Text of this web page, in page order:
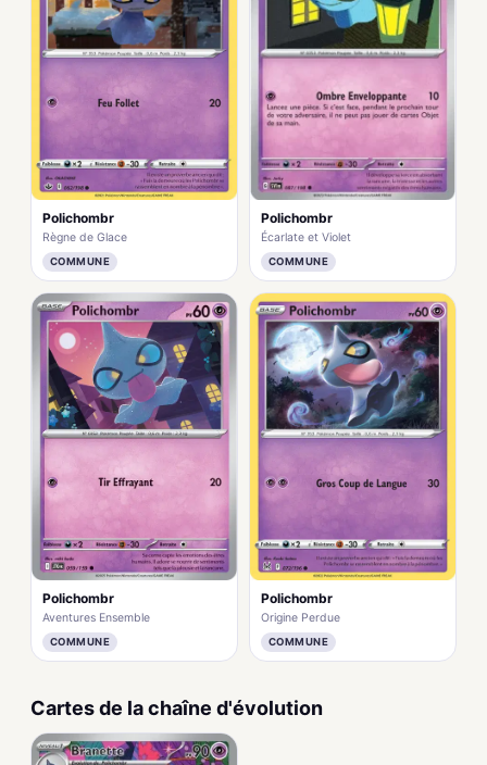
Polichombr
Règne de Glace
COMMUNE
Polichombr
Écarlate et Violet
COMMUNE
Polichombr
Aventures Ensemble
COMMUNE
Polichombr
Origine Perdue
COMMUNE
Cartes de la chaîne d'évolution